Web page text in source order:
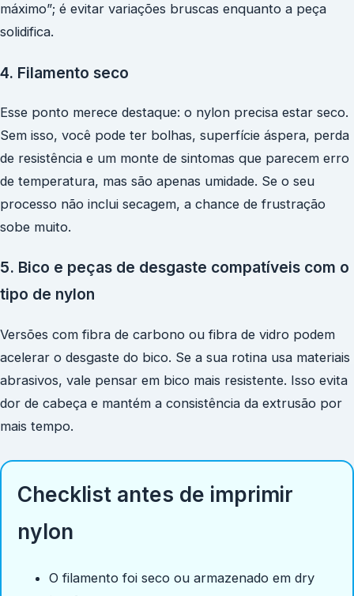
máximo”; é evitar variações bruscas enquanto a peça
solidifica.
4. Filamento seco
Esse ponto merece destaque: o nylon precisa estar seco.
Sem isso, você pode ter bolhas, superfície áspera, perda
de resistência e um monte de sintomas que parecem erro
de temperatura, mas são apenas umidade. Se o seu
processo não inclui secagem, a chance de frustração
sobe muito.
5. Bico e peças de desgaste compatíveis com o
tipo de nylon
Versões com fibra de carbono ou fibra de vidro podem
acelerar o desgaste do bico. Se a sua rotina usa materiais
abrasivos, vale pensar em bico mais resistente. Isso evita
dor de cabeça e mantém a consistência da extrusão por
mais tempo.
Checklist antes de imprimir
nylon
O filamento foi seco ou armazenado em dry